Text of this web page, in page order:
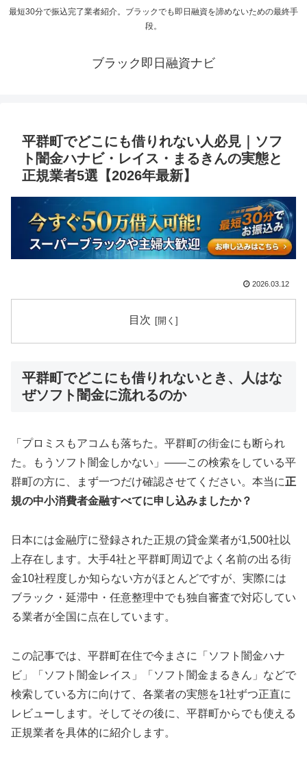
最短30分で振込完了業者紹介。ブラックでも即日融資を諦めないための最終手
段。
ブラック即日融資ナビ
平群町でどこにも借りれない人必見｜ソフ
ト闇金ハナビ・レイス・まるきんの実態と
正規業者5選【2026年最新】
2026.03.12
目次
平群町でどこにも借りれないとき、人はな
ぜソフト闇金に流れるのか
「プロミスもアコムも落ちた。平群町の街金にも断られ
た。もうソフト闇金しかない」——この検索をしている平
群町の方に、まず一つだけ確認させてください。本当に正
規の中小消費者金融すべてに申し込みましたか？
日本には金融庁に登録された正規の貸金業者が1,500社以
上存在します。大手4社と平群町周辺でよく名前の出る街
金10社程度しか知らない方がほとんどですが、実際には
ブラック・延滞中・任意整理中でも独自審査で対応してい
る業者が全国に点在しています。
この記事では、平群町在住で今まさに「ソフト闇金ハナ
ビ」「ソフト闇金レイス」「ソフト闇金まるきん」などで
検索している方に向けて、各業者の実態を1社ずつ正直に
レビューします。そしてその後に、平群町からでも使える
正規業者を具体的に紹介します。